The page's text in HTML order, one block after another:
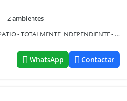
2 ambientes
PH AL FRENTE - 2 AMB CON PATIO - TOTALMENTE INDEPENDIENTE - APTO CREDITO!
WhatsApp Contactar